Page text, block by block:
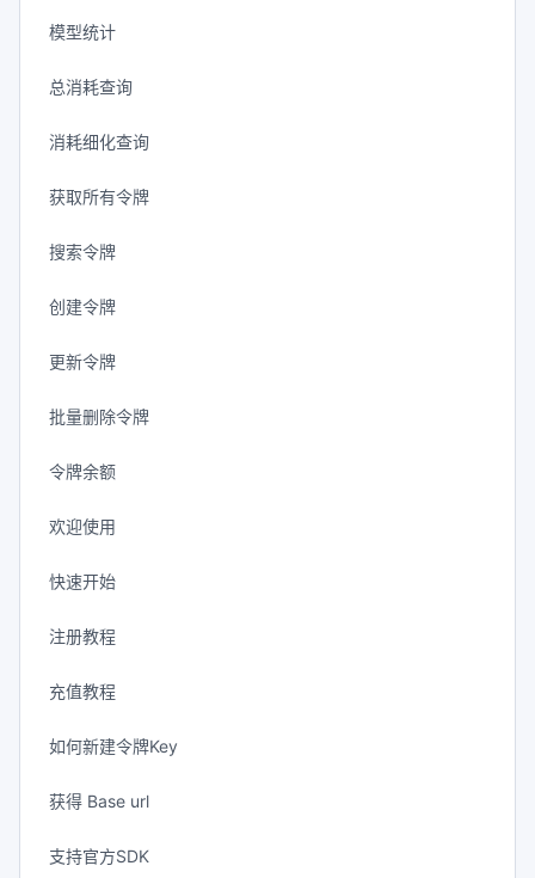
模型统计
总消耗查询
消耗细化查询
获取所有令牌
搜索令牌
创建令牌
更新令牌
批量删除令牌
令牌余额
欢迎使用
快速开始
注册教程
充值教程
如何新建令牌Key
获得 Base url
支持官方SDK